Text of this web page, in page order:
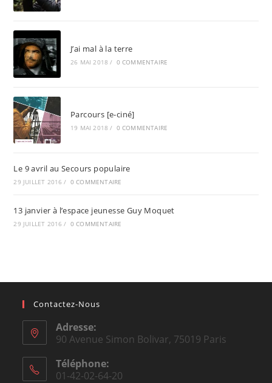
J’ai mal à la terre
26 MAI 2018 / 0 COMMENTAIRE
Parcours [e-ciné]
19 MAI 2018 / 0 COMMENTAIRE
Le 9 avril au Secours populaire
29 JUILLET 2016 / 0 COMMENTAIRE
13 janvier à l’espace jeunesse Guy Moquet
29 JUILLET 2016 / 0 COMMENTAIRE
Contactez-Nous
Adresse:
90 Avenue Simon Bolivar, 75019 Paris
Téléphone:
01-42-02-64-20